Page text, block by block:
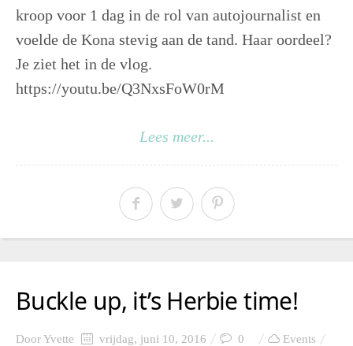
kroop voor 1 dag in de rol van autojournalist en
voelde de Kona stevig aan de tand. Haar oordeel?
Je ziet het in de vlog.
https://youtu.be/Q3NxsFoW0rM
Lees meer...
Buckle up, it’s Herbie time!
DoorYvette vrijdag, juni 10, 2016 0
Events